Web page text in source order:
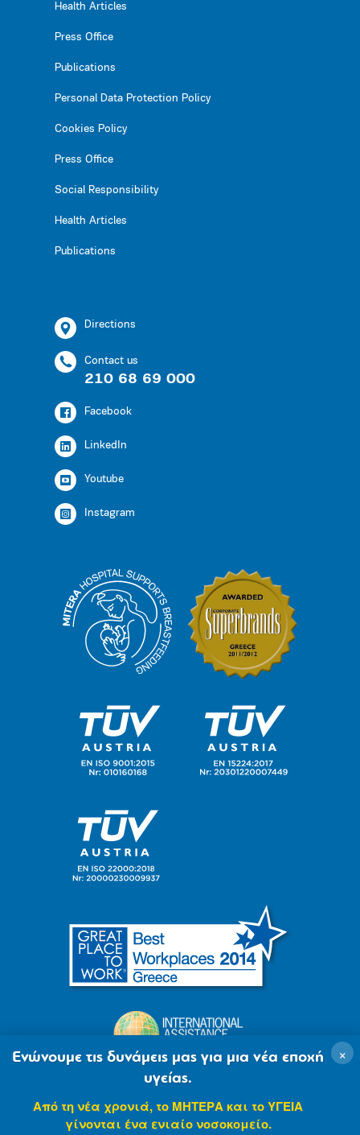
Health Articles
Press Office
Publications
Personal Data Protection Policy
Cookies Policy
Press Office
Social Responsibility
Health Articles
Publications
Directions
Contact us
210 68 69 000
Facebook
LinkedIn
Youtube
Instagram
×
Ενώνουμε τις δυνάμεις μας για μια νέα εποχή
υγείας.
Από τη νέα χρονιά, το ΜΗΤΕΡΑ και το ΥΓΕΙΑ
γίνονται ένα ενιαίο νοσοκομείο.